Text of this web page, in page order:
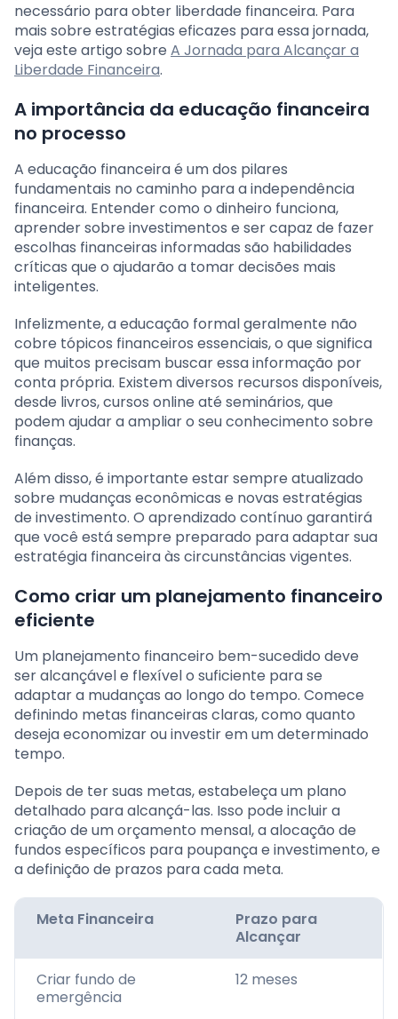
necessário para obter liberdade financeira. Para
mais sobre estratégias eficazes para essa jornada,
veja este artigo sobre A Jornada para Alcançar a
Liberdade Financeira.
A importância da educação financeira
no processo
A educação financeira é um dos pilares
fundamentais no caminho para a independência
financeira. Entender como o dinheiro funciona,
aprender sobre investimentos e ser capaz de fazer
escolhas financeiras informadas são habilidades
críticas que o ajudarão a tomar decisões mais
inteligentes.
Infelizmente, a educação formal geralmente não
cobre tópicos financeiros essenciais, o que significa
que muitos precisam buscar essa informação por
conta própria. Existem diversos recursos disponíveis,
desde livros, cursos online até seminários, que
podem ajudar a ampliar o seu conhecimento sobre
finanças.
Além disso, é importante estar sempre atualizado
sobre mudanças econômicas e novas estratégias
de investimento. O aprendizado contínuo garantirá
que você está sempre preparado para adaptar sua
estratégia financeira às circunstâncias vigentes.
Como criar um planejamento financeiro
eficiente
Um planejamento financeiro bem-sucedido deve
ser alcançável e flexível o suficiente para se
adaptar a mudanças ao longo do tempo. Comece
definindo metas financeiras claras, como quanto
deseja economizar ou investir em um determinado
tempo.
Depois de ter suas metas, estabeleça um plano
detalhado para alcançá-las. Isso pode incluir a
criação de um orçamento mensal, a alocação de
fundos específicos para poupança e investimento, e
a definição de prazos para cada meta.
Meta Financeira
Prazo para
Alcançar
Criar fundo de
emergência
12 meses